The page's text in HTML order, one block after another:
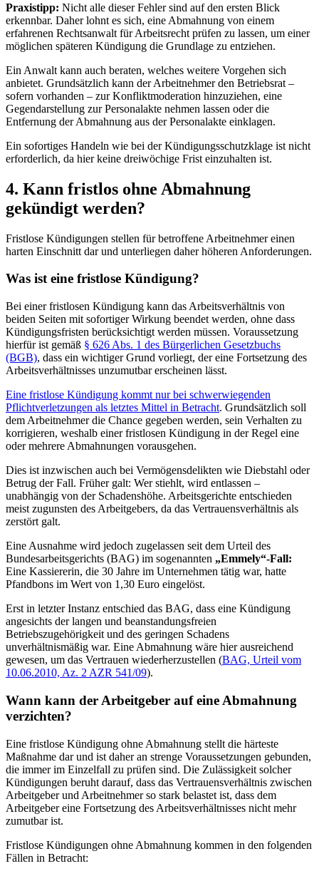
Praxistipp: Nicht alle dieser Fehler sind auf den ersten Blick
erkennbar. Daher lohnt es sich, eine Abmahnung von einem
erfahrenen Rechtsanwalt für Arbeitsrecht prüfen zu lassen, um einer
möglichen späteren Kündigung die Grundlage zu entziehen.
Ein Anwalt kann auch beraten, welches weitere Vorgehen sich
anbietet. Grundsätzlich kann der Arbeitnehmer den Betriebsrat –
sofern vorhanden – zur Konfliktmoderation hinzuziehen, eine
Gegendarstellung zur Personalakte nehmen lassen oder die
Entfernung der Abmahnung aus der Personalakte einklagen.
Ein sofortiges Handeln wie bei der Kündigungsschutzklage ist nicht
erforderlich, da hier keine dreiwöchige Frist einzuhalten ist.
4. Kann fristlos ohne Abmahnung
gekündigt werden?
Fristlose Kündigungen stellen für betroffene Arbeitnehmer einen
harten Einschnitt dar und unterliegen daher höheren Anforderungen.
Was ist eine fristlose Kündigung?
Bei einer fristlosen Kündigung kann das Arbeitsverhältnis von
beiden Seiten mit sofortiger Wirkung beendet werden, ohne dass
Kündigungsfristen berücksichtigt werden müssen. Voraussetzung
hierfür ist gemäß § 626 Abs. 1 des Bürgerlichen Gesetzbuchs
(BGB), dass ein wichtiger Grund vorliegt, der eine Fortsetzung des
Arbeitsverhältnisses unzumutbar erscheinen lässt.
Eine fristlose Kündigung kommt nur bei schwerwiegenden
Pflichtverletzungen als letztes Mittel in Betracht. Grundsätzlich soll
dem Arbeitnehmer die Chance gegeben werden, sein Verhalten zu
korrigieren, weshalb einer fristlosen Kündigung in der Regel eine
oder mehrere Abmahnungen vorausgehen.
Dies ist inzwischen auch bei Vermögensdelikten wie Diebstahl oder
Betrug der Fall. Früher galt: Wer stiehlt, wird entlassen –
unabhängig von der Schadenshöhe. Arbeitsgerichte entschieden
meist zugunsten des Arbeitgebers, da das Vertrauensverhältnis als
zerstört galt.
Eine Ausnahme wird jedoch zugelassen seit dem Urteil des
Bundesarbeitsgerichts (BAG) im sogenannten „Emmely“-Fall:
Eine Kassiererin, die 30 Jahre im Unternehmen tätig war, hatte
Pfandbons im Wert von 1,30 Euro eingelöst.
Erst in letzter Instanz entschied das BAG, dass eine Kündigung
angesichts der langen und beanstandungsfreien
Betriebszugehörigkeit und des geringen Schadens
unverhältnismäßig war. Eine Abmahnung wäre hier ausreichend
gewesen, um das Vertrauen wiederherzustellen (BAG, Urteil vom
10.06.2010, Az. 2 AZR 541/09).
Wann kann der Arbeitgeber auf eine Abmahnung
verzichten?
Eine fristlose Kündigung ohne Abmahnung stellt die härteste
Maßnahme dar und ist daher an strenge Voraussetzungen gebunden,
die immer im Einzelfall zu prüfen sind. Die Zulässigkeit solcher
Kündigungen beruht darauf, dass das Vertrauensverhältnis zwischen
Arbeitgeber und Arbeitnehmer so stark belastet ist, dass dem
Arbeitgeber eine Fortsetzung des Arbeitsverhältnisses nicht mehr
zumutbar ist.
Fristlose Kündigungen ohne Abmahnung kommen in den folgenden
Fällen in Betracht: